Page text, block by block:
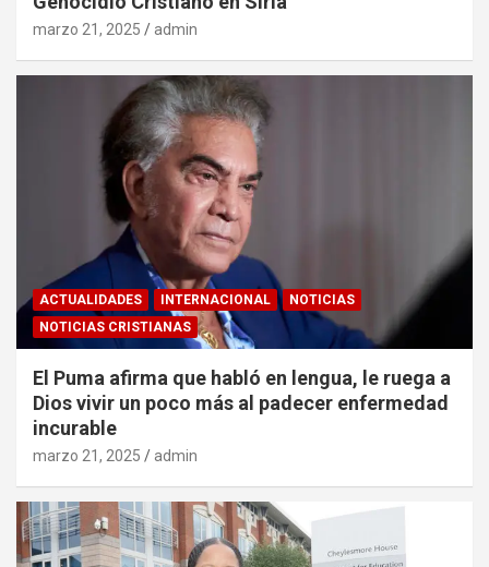
marzo 21, 2025 admin
ACTUALIDADES INTERNACIONAL
NOTICIAS
NOTICIAS CRISTIANAS
El Puma afirma que habló en lengua, le ruega a
Dios vivir un poco más al padecer enfermedad
incurable
marzo 21, 2025 admin